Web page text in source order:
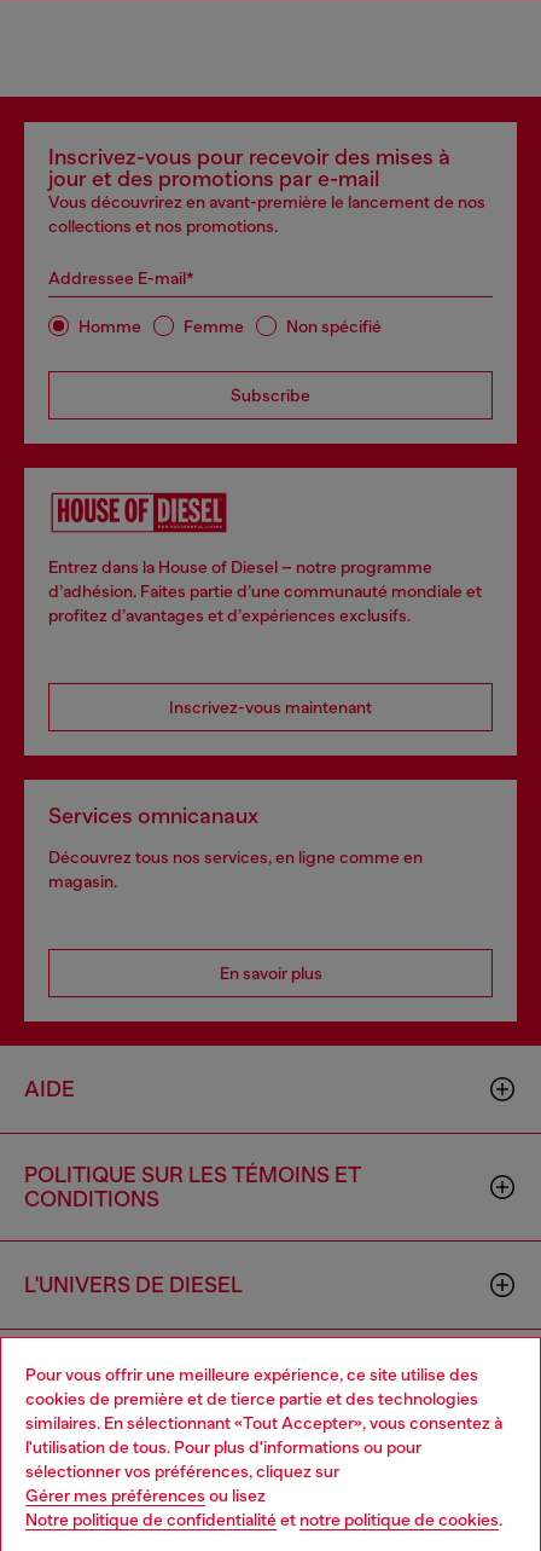
Pour vous offrir une meilleure expérience, ce site utilise des
cookies de première et de tierce partie et des technologies
similaires. En sélectionnant «Tout Accepter», vous consentez à
l'utilisation de tous. Pour plus d'informations ou pour
sélectionner vos préférences, cliquez sur
Gérer mes préférences ou lisez
Notre politique de confidentialitéet notre politique de cookies.
Inscrivez-vous pour recevoir des mises à
jour et des promotions par e-mail
Vous découvrirez en avant-première le lancement de nos
collections et nos promotions.
Addressee E-mail*
Homme Femme Non spécifié
Subscribe
Entrez dans la House of Diesel – notre programme
d’adhésion. Faites partie d’une communauté mondiale et
profitez d’avantages et d’expériences exclusifs.
Inscrivez-vous maintenant
Services omnicanaux
Découvrez tous nos services, en ligne comme en
magasin.
En savoir plus
AIDE
POLITIQUE SUR LES TÉMOINS ET
CONDITIONS
L'UNIVERS DE DIESEL
ENTREPRISE
Choose your location
You are currently browsing Canada website, but it seems you
may be based in United States